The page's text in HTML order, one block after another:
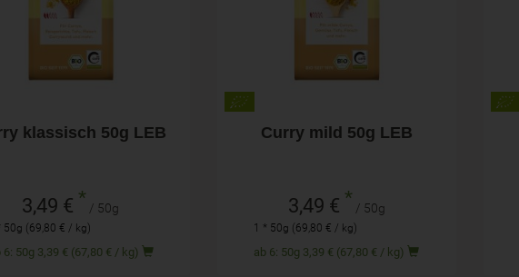
klassisch 50g LEB
3,49 € * / 50g
50g (69,80 € / kg)
ab 6: 50g 3,39 € (67,80 € / kg)
Curry mild 50g LEB
3,49 € * / 50g
1 * 50g (69,80 € / kg)
ab 6: 50g 3,39 € (67,80 € / kg)